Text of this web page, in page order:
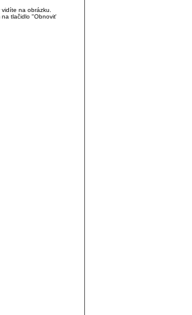
na obrázku.
tlačidlo "Obnoviť